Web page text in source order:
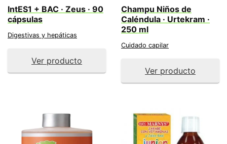
IntES1 + BAC · Zeus · 90
cápsulas
Digestivas y hepáticas
Ver producto
Champu Niños de
Caléndula · Urtekram ·
250 ml
Cuidado capilar
Ver producto